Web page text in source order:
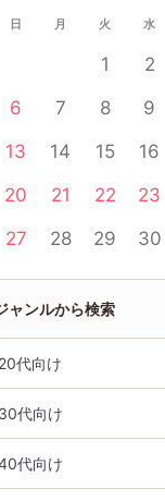
日 月 火 水
1 2
6
7 8 9
13
14 15 16
20
21 22 23
27
28 29 30
ャンルから検索
20代向け
30代向け
代向け